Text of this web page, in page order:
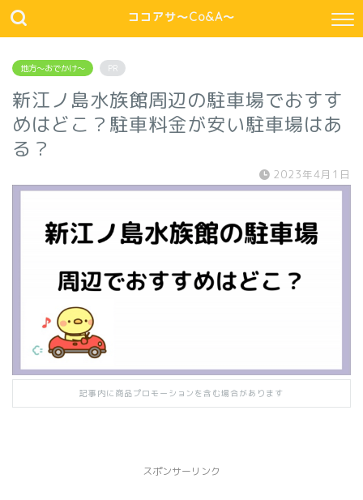
ココアサ～Co&A～
地方～おでかけ～ PR
新江ノ島水族館周辺の駐車場でおすす
めはどこ？駐車料金が安い駐車場はあ
る？
2023年4月1日
記事内に商品プロモーションを含む場合があります
スポンサーリンク